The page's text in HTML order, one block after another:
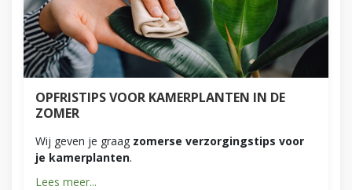
OPFRISTIPS VOOR KAMERPLANTEN IN DE
ZOMER
Wij geven je graag zomerse verzorgingstips voor
je kamerplanten.
Lees meer...